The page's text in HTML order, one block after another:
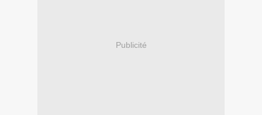
Publicité